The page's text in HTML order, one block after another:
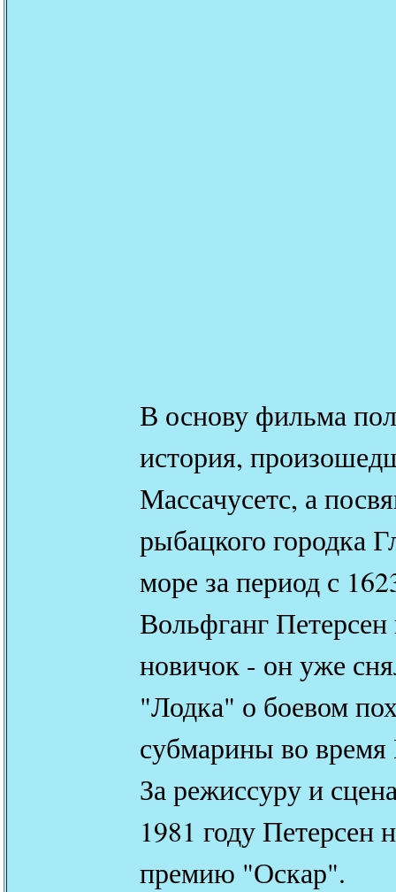
В основу фильма
история,
Массачусетс, а
рыбацкого городка
море за период с
Вольфганг
новичок - он уже
"Лодка" о боевом
субмарины во
За режиссуру и
1981 году Петерсен
премию "Оскар".